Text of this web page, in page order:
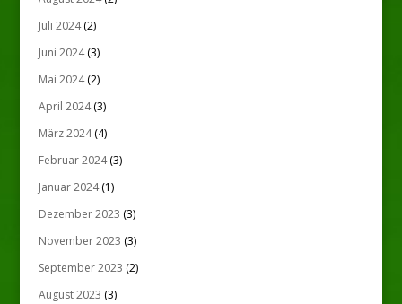
Juli 2024(2)
Juni 2024(3)
Mai 2024(2)
April 2024(3)
März 2024(4)
Februar 2024(3)
Januar 2024(1)
Dezember 2023 (3)
November 2023 (3)
September 2023 (2)
August 2023 (3)